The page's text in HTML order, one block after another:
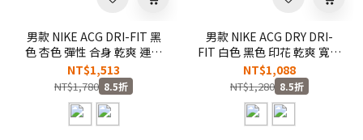
男款 NIKE ACG DRI-FIT 黑
色 杏色 彈性 合身 乾爽 運動
短袖 短T【IO1453】NKTF
NT$1,513
NT$1,780 8.5折
男款 NIKE ACG DRY DRI-
FIT 白色 黑色 印花 乾爽 寬鬆
休閒 短袖 短T【IH1307】
NKTF
NT$1,088
NT$1,280 8.5折